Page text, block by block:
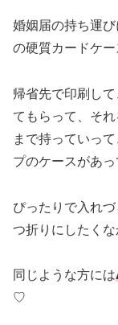
婚姻届の持ち運
の硬質カードケー
帰省先で印刷し
てもらって、そ
まで持っていっ
プのケースがあっ
ぴったりで入れ
つ折りにしたく
同じような方には
♡